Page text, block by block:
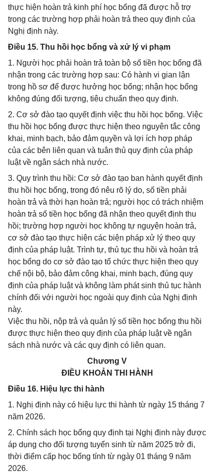
thực hiện hoàn trả kinh phí học bổng đã được hỗ trợ
trong các trường hợp phải hoàn trả theo quy định của
Nghị định này.
Điều 15. Thu hồi học bổng và xử lý vi phạm
1. Người học phải hoàn trả toàn bộ số tiền học bổng đã
nhận trong các trường hợp sau: Có hành vi gian lận
trong hồ sơ để được hưởng học bổng; nhận học bổng
không đúng đối tượng, tiêu chuẩn theo quy định.
2. Cơ sở đào tạo quyết định việc thu hồi học bổng. Việc
thu hồi học bổng được thực hiện theo nguyên tắc công
khai, minh bạch, bảo đảm quyền và lợi ích hợp pháp
của các bên liên quan và tuân thủ quy định của pháp
luật về ngân sách nhà nước.
3. Quy trình thu hồi: Cơ sở đào tạo ban hành quyết định
thu hồi học bổng, trong đó nêu rõ lý do, số tiền phải
hoàn trả và thời hạn hoàn trả; người học có trách nhiệm
hoàn trả số tiền học bổng đã nhận theo quyết định thu
hồi; trường hợp người học không tự nguyện hoàn trả,
cơ sở đào tạo thực hiện các biện pháp xử lý theo quy
định của pháp luật. Trình tự, thủ tục thu hồi và hoàn trả
học bổng do cơ sở đào tạo tổ chức thực hiện theo quy
chế nội bộ, bảo đảm công khai, minh bạch, đúng quy
định của pháp luật và không làm phát sinh thủ tục hành
chính đối với người học ngoài quy định của Nghị định
này.
Việc thu hồi, nộp trả và quản lý số tiền học bổng thu hồi
được thực hiện theo quy định của pháp luật về ngân
sách nhà nước và các quy định có liên quan.
Chương V
ĐIỀU KHOẢN THI HÀNH
Điều 16. Hiệu lực thi hành
1. Nghị định này có hiệu lực thi hành từ ngày 15 tháng 7
năm 2026.
2. Chính sách học bổng quy định tại Nghị định này được
áp dụng cho đối tượng tuyển sinh từ năm 2025 trở đi,
thời điểm cấp học bổng tính từ ngày 01 tháng 9 năm
2026.